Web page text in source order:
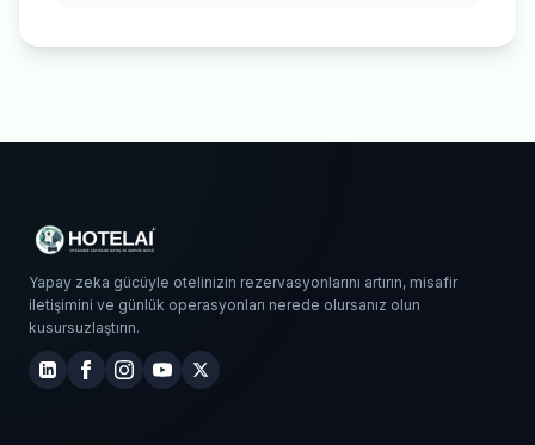
Yapay zeka gücüyle otelinizin rezervasyonlarını artırın, misafir
iletişimini ve günlük operasyonları nerede olursanız olun
kusursuzlaştırın.